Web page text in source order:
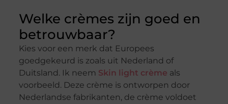
Welke crèmes zijn goed en
betrouwbaar?
Kies voor een merk dat Europees
goedgekeurd is zoals uit Nederland of
Duitsland. Ik neem Skin light crème als
voorbeeld. Deze crème is ontworpen door
Nederlandse fabrikanten, de crème voldoet